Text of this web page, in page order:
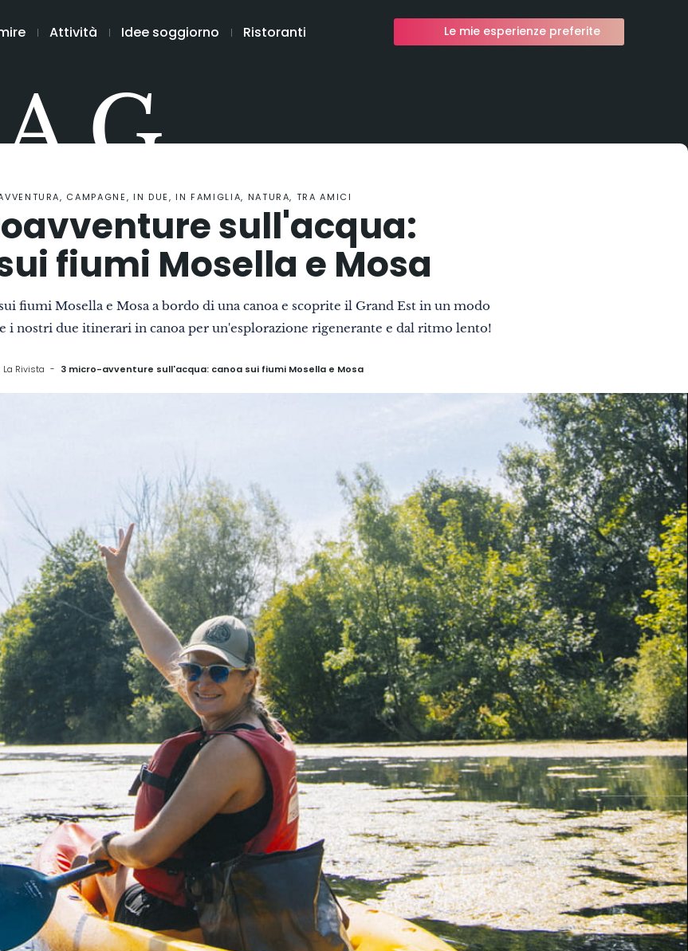
Attività Idee soggiorno Ristoranti Le mie esperienze preferite
CAMPAGNE, IN DUE, IN FAMIGLIA, NATURA, TRA AMICI
sull'acqua:
fiumi Mosella e Mosa
fiumi Mosella e Mosa a bordo di una canoa e scoprite il Grand Est in un modo
i nostri due itinerari in canoa per un'esplorazione rigenerante e dal ritmo lento!
La Rivista 3 micro-avventure sull'acqua: canoa sui fiumi Mosella e Mosa